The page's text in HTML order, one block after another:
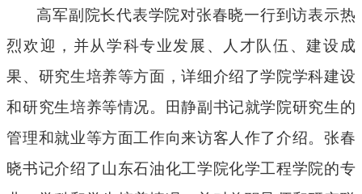
高军副院长代表学院对张春晓一行到访表示热
烈欢迎，并从学科专业发展、人才队伍、建设成
果、研究生培养等方面，详细介绍了学院学科建设
和研究生培养等情况。田静副书记就学院研究生的
管理和就业等方面工作向来访客人作了介绍。张春
晓书记介绍了山东石油化工学院化学工程学院的专